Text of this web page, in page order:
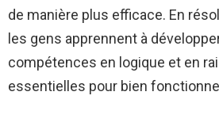
de manière plus efficace. En
les gens apprennent à
compétences en logique et en
essentielles pour bien